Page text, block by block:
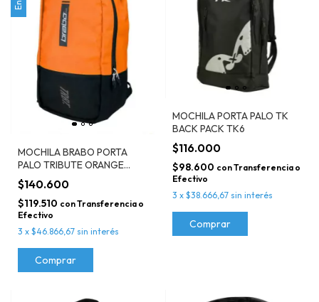
MOCHILA BRABO PORTA
PALO TRIBUTE ORANGE
LINEA 2024
$140.600
$119.510 conTransferencia o
Efectivo
3 x $46.866,67 sin interés
Comprar
MOCHILA PORTA PALO TK
BACK PACK TK6
$116.000
$98.600 conTransferencia o
Efectivo
3 x $38.666,67 sin interés
Comprar